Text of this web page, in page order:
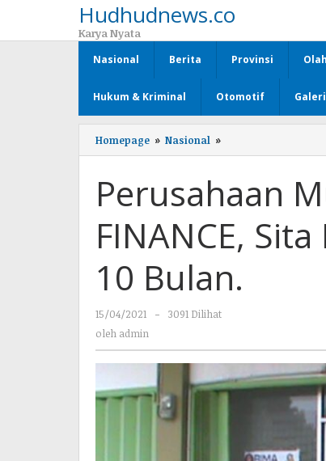
Hudhudnews.co
Karya Nyata
Nasional Berita Provinsi
Hukum & Kriminal Otomotif Galeri
Homepage » Nasional »
Multifinance
Sita
Sudah
Bayar
Bulan.
Perusahaan
FINANCE,
10 Bulan.
15/04/2021
oleh
-
3091 Dilihat
oleh admin